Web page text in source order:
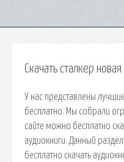
Скачать сталкер
У нас представлены
бесплатно. Мы собрали
сайте можно бесплатно
аудиокниги. Данный
бесплатно скачать